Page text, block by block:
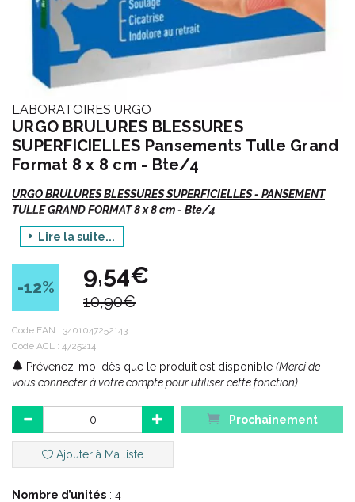
LABORATOIRES URGO
URGO BRULURES BLESSURES
SUPERFICIELLES Pansements Tulle Grand
Format 8 x 8 cm - Bte/4
URGO BRULURES BLESSURES SUPERFICIELLES - PANSEMENT
TULLE GRAND FORMAT 8 x 8 cm - Bte/4
Indications :
Le tulle stérile URGO Brûlures, blessures superficielles est
destiné au traitement des brûlures domestiques du 1er degré et
du 2nd degré superficiel (la phlyctène ou cloque) ainsi que des
Avantages produit :
deux substances (vaseline + carboxymethylcellulose) qui
permettent de soulager la douleur et de favoriser la cicatrisation
de la plaie. URGO Brûlures, blessures superficielles Tulle
Stérile n’adhère pas à la plaie et permet un retrait indolore.
par une compresse et maintenue par une bande extensible ou
Lire la suite...
-12% 9,54€
10,90€
Code EAN : 3401047252143
Code ACL : 4725214
Prévenez-moi dès que le produit est disponible (Merci de
vous connecter à votre compte pour utiliser cette fonction).
Prochainement
Ajouter à Ma liste
Nombre d’unités : 4